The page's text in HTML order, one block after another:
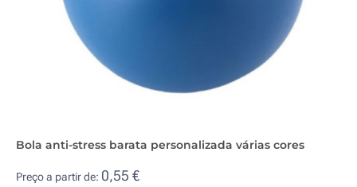
Bola anti-stress barata personalizada várias cores
Preço a partir de: 0,55 €